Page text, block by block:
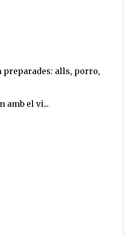
preparades: alls, porro,
amb el vi...